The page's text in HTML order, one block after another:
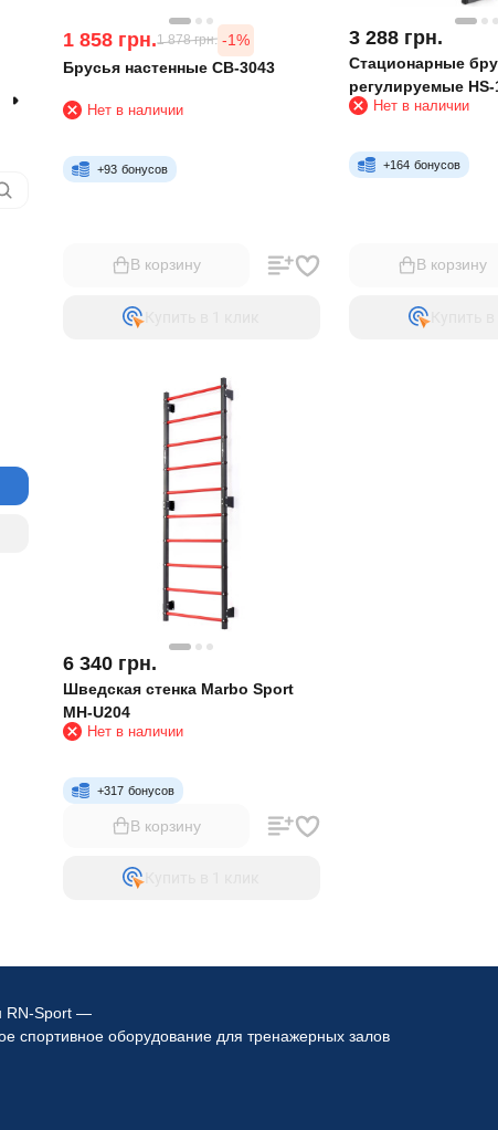
1 858 грн.1 878 грн. -1%
Брусья настенные CB-3043
Нет в наличии
+93 бонусов
В корзину
3 288 грн.
Стационарные
регулируемые HS-
Нет в наличии
+164 бонусов
В корзину
6 340 грн.
Шведская стенка Marbo Sport
MH-U204
Нет в наличии
+317 бонусов
В корзину
RN-Sport —
спортивное оборудование для тренажерных залов